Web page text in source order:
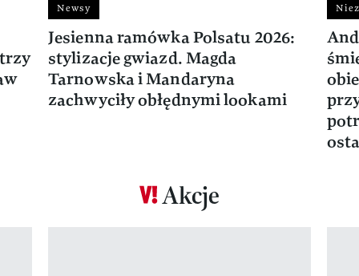
Newsy
Jesienna ramówka Polsatu 2026:
stylizacje gwiazd. Magda
Tarnowska i Mandaryna
zachwyciły obłędnymi lookami
Akcje